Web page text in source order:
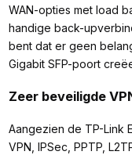
WAN-opties met load
handige back-
bent dat er geen
Gigabit SFP-poort
Zeer beveiligde
Aangezien de TP-Link
VPN, IPSec, PPTP,